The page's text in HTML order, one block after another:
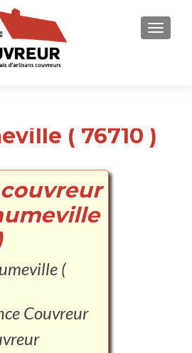
( 76710 )
(
Couvreur